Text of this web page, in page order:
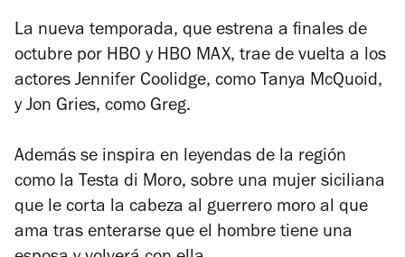
La nueva temporada, que estrena a finales de
octubre por HBO y HBO MAX, trae de vuelta a los
actores Jennifer Coolidge, como Tanya McQuoid,
y Jon Gries, como Greg.
Además se inspira en leyendas de la región
como la Testa di Moro, sobre una mujer siciliana
que le corta la cabeza al guerrero moro al que
ama tras enterarse que el hombre tiene una